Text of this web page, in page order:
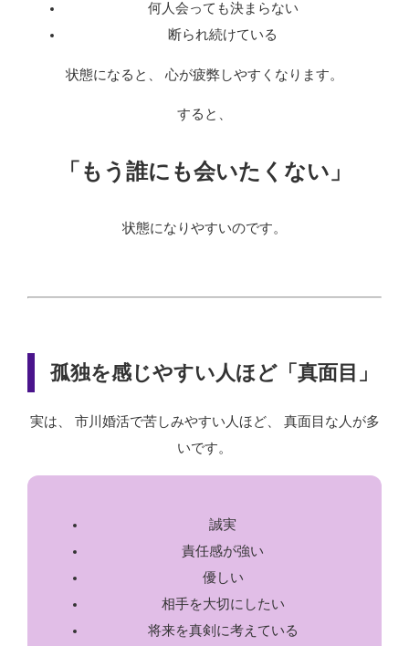
何人会っても決まらない
断られ続けている
状態になると、 心が疲弊しやすくなります。
すると、
「もう誰にも会いたくない」
状態になりやすいのです。
孤独を感じやすい人ほど「真面目」
実は、 市川婚活で苦しみやすい人ほど、 真面目な人が多
いです。
誠実
責任感が強い
優しい
相手を大切にしたい
将来を真剣に考えている